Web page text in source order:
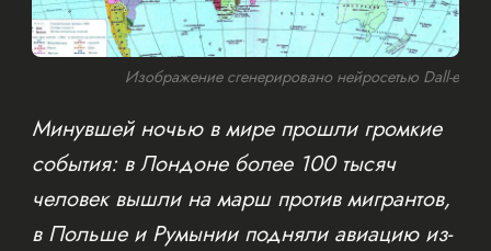
Изображение сгенерировано нейросетью Dall-e
Минувшей ночью в мире прошли громкие
события: в Лондоне более 100 тысяч
человек вышли на марш против мигрантов,
в Польше и Румынии подняли авиацию из-